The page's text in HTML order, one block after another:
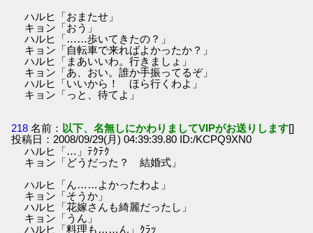
ハルヒ「おまたせ」
キョン「おう」
ハルヒ「……歩いてきたの？」
キョン「自転車で来ればよかったか？」
ハルヒ「まあいいわ。行きましょ」
キョン「あ、おい。誰か手振ってるぞ」
ハルヒ「いいから！ ほら行くわよ」
キョン「っと、待てよ」
218 名前： 以下、名無しにかわりましてVIPがお送りします[]
投稿日：2008/09/29(月) 04:39:39.80 ID:/KCPQ9XN0
ハルヒ「…」ﾃｸﾃｸ
キョン「どうだった？ 結婚式」
ハルヒ「ん……よかったわよ」
キョン「そうか」
ハルヒ「花嫁さんも綺麗だったし」
キョン「うん」
ハルヒ「料理も……ん」ｸﾗｯ